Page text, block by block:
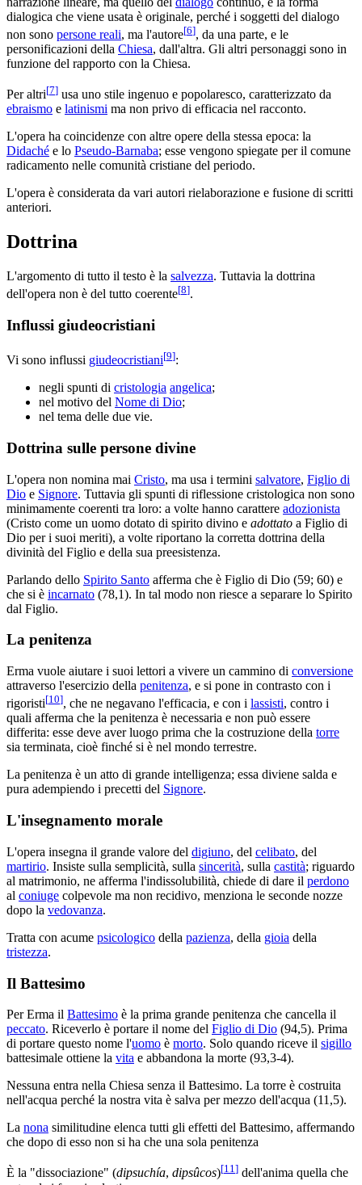
dialogica che viene usata è originale, perché i soggetti del dialogo
non sono persone reali, ma l'autore[6], da una parte, e le
personificazioni della Chiesa, dall'altra. Gli altri personaggi sono in
funzione del rapporto con la Chiesa.
Per altri[7] usa uno stile ingenuo e popolaresco, caratterizzato da
ebraismo e latinismi ma non privo di efficacia nel racconto.
L'opera ha coincidenze con altre opere della stessa epoca: la
Didaché e lo Pseudo-Barnaba; esse vengono spiegate per il comune
radicamento nelle comunità cristiane del periodo.
L'opera è considerata da vari autori rielaborazione e fusione di scritti
anteriori.
Dottrina
L'argomento di tutto il testo è la salvezza. Tuttavia la dottrina
dell'opera non è del tutto coerente[8].
Influssi giudeocristiani
Vi sono influssi giudeocristiani[9]:
negli spunti di cristologia angelica;
nel motivo del Nome di Dio;
nel tema delle due vie.
Dottrina sulle persone divine
L'opera non nomina mai Cristo, ma usa i termini salvatore, Figlio di
Dio e Signore. Tuttavia gli spunti di riflessione cristologica non sono
minimamente coerenti tra loro: a volte hanno carattere adozionista
(Cristo come un uomo dotato di spirito divino e adottato a Figlio di
Dio per i suoi meriti), a volte riportano la corretta dottrina della
divinità del Figlio e della sua preesistenza.
Parlando dello Spirito Santo afferma che è Figlio di Dio (59; 60) e
che si è incarnato (78,1). In tal modo non riesce a separare lo Spirito
dal Figlio.
La penitenza
Erma vuole aiutare i suoi lettori a vivere un cammino di conversione
attraverso l'esercizio della penitenza, e si pone in contrasto con i
rigoristi[10], che ne negavano l'efficacia, e con i lassisti, contro i
quali afferma che la penitenza è necessaria e non può essere
differita: esse deve aver luogo prima che la costruzione della torre
sia terminata, cioè finché si è nel mondo terrestre.
La penitenza è un atto di grande intelligenza; essa diviene salda e
pura adempiendo i precetti del Signore.
L'insegnamento morale
L'opera insegna il grande valore del digiuno, del celibato, del
martirio. Insiste sulla semplicità, sulla sincerità, sulla castità; riguardo
al matrimonio, ne afferma l'indissolubilità, chiede di dare il perdono
al coniuge colpevole ma non recidivo, menziona le seconde nozze
dopo la vedovanza.
Tratta con acume psicologico della pazienza, della gioia della
tristezza.
Il Battesimo
Per Erma il Battesimo è la prima grande penitenza che cancella il
peccato. Riceverlo è portare il nome del Figlio di Dio (94,5). Prima
di portare questo nome l'uomo è morto. Solo quando riceve il sigillo
battesimale ottiene la vita e abbandona la morte (93,3-4).
Nessuna entra nella Chiesa senza il Battesimo. La torre è costruita
nell'acqua perché la nostra vita è salva per mezzo dell'acqua (11,5).
La nona similitudine elenca tutti gli effetti del Battesimo, affermando
che dopo di esso non si ha che una sola penitenza
È la "dissociazione" (dipsuchía, dipsûcos)[11] dell'anima quella che